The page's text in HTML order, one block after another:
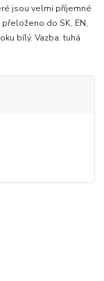
jsou velmi příjemné
do SK, EN,
bílý. Vazba: tuhá